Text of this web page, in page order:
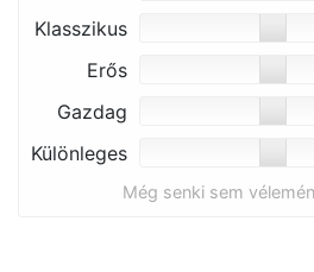
Klasszikus
Erős
Gazdag
Különleges
Még senki sem